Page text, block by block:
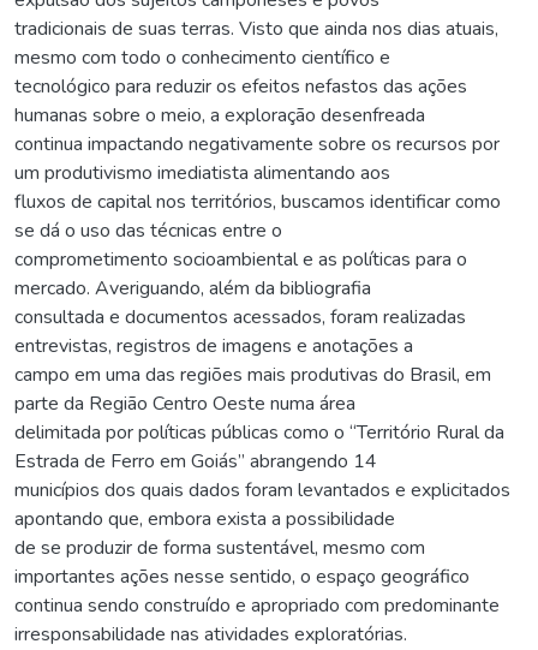
tradicionais de suas terras. Visto que ainda nos dias atuais,
mesmo com todo o conhecimento científico e
tecnológico para reduzir os efeitos nefastos das ações
humanas sobre o meio, a exploração desenfreada
continua impactando negativamente sobre os recursos por
um produtivismo imediatista alimentando aos
fluxos de capital nos territórios, buscamos identificar como
se dá o uso das técnicas entre o
comprometimento socioambiental e as políticas para o
mercado. Averiguando, além da bibliografia
consultada e documentos acessados, foram realizadas
entrevistas, registros de imagens e anotações a
campo em uma das regiões mais produtivas do Brasil, em
parte da Região Centro Oeste numa área
delimitada por políticas públicas como o “Território Rural da
Estrada de Ferro em Goiás” abrangendo 14
municípios dos quais dados foram levantados e explicitados
apontando que, embora exista a possibilidade
de se produzir de forma sustentável, mesmo com
importantes ações nesse sentido, o espaço geográfico
continua sendo construído e apropriado com predominante
irresponsabilidade nas atividades exploratórias.